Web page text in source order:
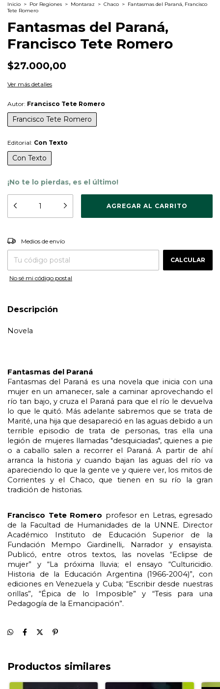
Inicio > Por Regiones > Montaraz > Chaco > Fantasmas del Paraná, Francisco
Tete Romero
Fantasmas del Paraná,
Francisco Tete Romero
$27.000,00
Ver más detalles
Autor: Francisco Tete Romero
Francisco Tete Romero
Editorial: Con Texto
Con Texto
¡No te lo pierdas, es el último!
Entregas para el CP:
Medios de envío
CALCULAR
No sé mi código postal
Descripción
Novela
Fantasmas del Paraná
Fantasmas del Paraná es una novela que inicia con una
mujer en un amanecer, sale a caminar aprovechando el
río tan bajo, y cruza el Paraná para que el río le devuelva
lo que le quitó. Más adelante sabremos que se trata de
Marité, una hija que desapareció en las aguas debido a un
terrible episodio de trata de personas, tras ella una
legión de mujeres llamadas "desquiciadas", quienes a pie
o a caballo salen a recorrer el Paraná. A partir de ahí
arranca la historia y cuando bajan las aguas del río va
apareciendo lo que la gente ve y quiere ver, los mitos de
Corrientes y el Chaco, que tienen en su río la gran
tradición de historias.
Francisco Tete Romero profesor en Letras, egresado
de la Facultad de Humanidades de la UNNE. Director
Académico Instituto de Educación Superior de la
Fundación Mempo Giardinelli,. Narrador y ensayista.
Publicó, entre otros textos, las novelas “Eclipse de
mujer” y “La próxima lluvia; el ensayo “Culturicidio.
Historia de la Educación Argentina (1966-2004)”, con
ediciones en Venezuela y Cuba; “Escribir desde nuestras
orillas”, “Épica de lo Imposible” y “Tesis para una
Pedagogía de la Emancipación”.
Productos similares